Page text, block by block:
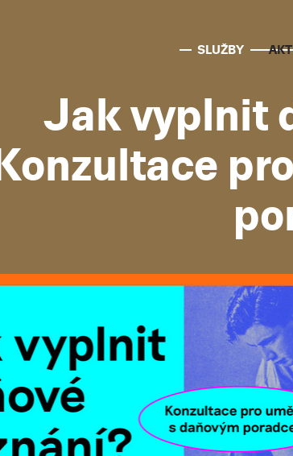
SLUŽBY
Jak vyplnit